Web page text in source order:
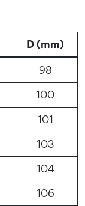
D (mm)
98
100
101
103
104
106